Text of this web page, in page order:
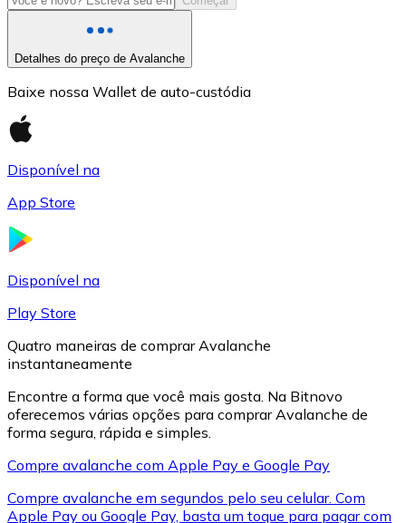
XRP
Detalhes do preço de Avalanche
Baixe nossa Wallet de auto-custódia
Disponível na
App Store
Disponível na
Play Store
Quatro maneiras de comprar Avalanche
instantaneamente
Encontre a forma que você mais gosta. Na Bitnovo
oferecemos várias opções para comprar Avalanche de
forma segura, rápida e simples.
Compre avalanche com Apple Pay e Google Pay
Compre avalanche em segundos pelo seu celular. Com
Apple Pay ou Google Pay, basta um toque para pagar com